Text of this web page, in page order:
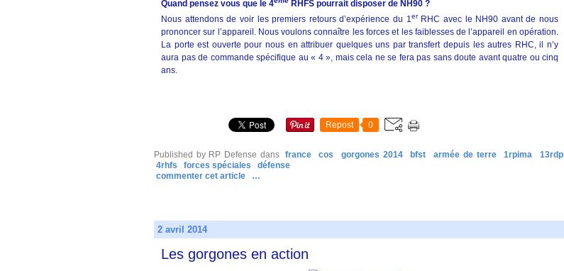
Quand pensez vous que le 4
RHFS pourrait disposer de NH90 ?
Nous attendons de voir les premiers retours d’expérience du 1er RHC avec le NH90 avant de nous
prononcer sur l’appareil. Nous voulons connaître les forces et les faiblesses de l’appareil en opération.
La porte est ouverte pour nous en attribuer quelques uns par transfert depuis les autres RHC, il n’y
aura pas de commande spécifique au « 4 », mais cela ne se fera pas sans doute avant quatre ou cinq
ans.
Repost 0
Published by RP Defense dans france cos gorgones 2014 bfst armée de terre 1rpima
13rdp
4rhfs
forces spéciales
défense
commenter cet article
…
2 avril 2014
Les gorgones en action